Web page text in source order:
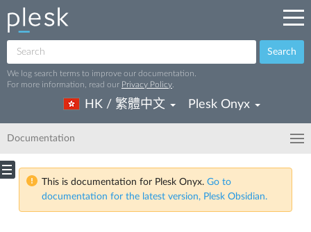
Search
We log search terms to improve our documentation.
For more information, read our Privacy Policy
HK / 繁體中文 Plesk Onyx
Documentation
This is documentation for Plesk Onyx. Go to
documentation for the latest version, Plesk Obsidian.